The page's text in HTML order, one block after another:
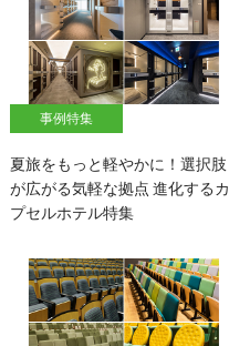
事例特集
夏旅をもっと軽やかに！選択肢
が広がる気軽な拠点 進化するカ
プセルホテル特集